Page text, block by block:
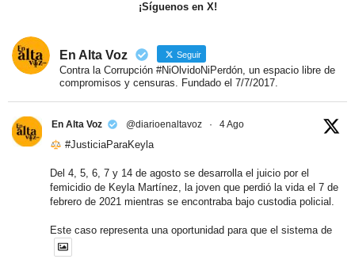
¡Síguenos en X!
En Alta Voz Seguir
Contra la Corrupción #NiOlvidoNiPerdón, un espacio libre de
compromisos y censuras. Fundado el 7/7/2017.
En Alta Voz @diarioenaltavoz · 4 Ago
#JusticiaParaKeyla
Del 4, 5, 6, 7 y 14 de agosto se desarrolla el juicio por el
femicidio de Keyla Martínez, la joven que perdió la vida el 7 de
febrero de 2021 mientras se encontraba bajo custodia policial.
Este caso representa una oportunidad para que el sistema de